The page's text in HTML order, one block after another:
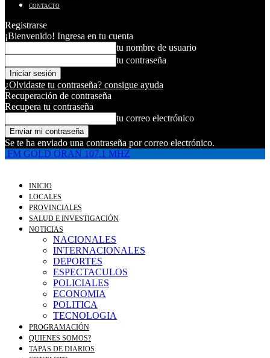
CONTACTO
Registrarse
¡Bienvenido! Ingresa en tu cuenta
tu nombre de usuario
tu contraseña
¿Olvidaste tu contraseña? consigue ayuda
Recuperación de contraseña
Recupera tu contraseña
tu correo electrónico
Se te ha enviado una contraseña por correo electrónico.
FM GOLD ORAN 107.1 MHZ
INICIO
LOCALES
PROVINCIALES
SALUD E INVESTIGACIÓN
NOTICIAS
NACIONALES
INTERNACIONALES
DEPORTES
ESPECTACULOS
POLICIALES
ECONOMIA
POLITICA
TECNOLOGIA
PROGRAMACIÓN
QUIENES SOMOS?
TAPAS DE DIARIOS